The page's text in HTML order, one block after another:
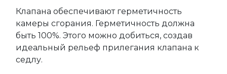
Клапана обеспечивают герметичность
камеры сгорания. Герметичность должна
быть 100%. Этого можно добиться, создав
идеальный рельеф прилегания клапана к
седлу.